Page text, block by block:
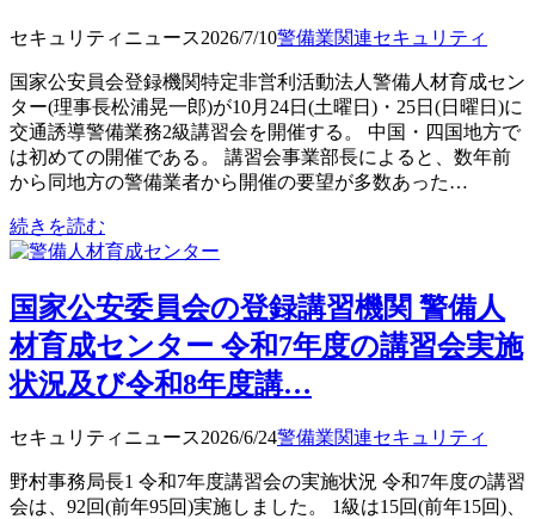
セキュリティニュース2026/7/10警備業関連セキュリティ
国家公安員会登録機関特定非営利活動法人警備人材育成セン
ター(理事長松浦晃一郎)が10月24日(土曜日)・25日(日曜日)に
交通誘導警備業務2級講習会を開催する。 中国・四国地方で
は初めての開催である。 講習会事業部長によると、数年前
から同地方の警備業者から開催の要望が多数あった…
続きを読む
国家公安委員会の登録講習機関 警備人
材育成センター 令和7年度の講習会実施
状況及び令和8年度講…
セキュリティニュース2026/6/24警備業関連セキュリティ
野村事務局長1 令和7年度講習会の実施状況 令和7年度の講習
会は、92回(前年95回)実施しました。 1級は15回(前年15回)、